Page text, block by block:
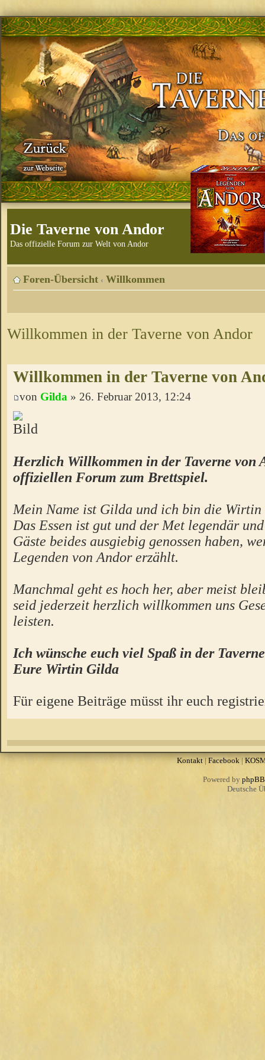
Die Taverne von Andor
Das offizielle Forum zur Welt von Andor
Foren-Übersicht ‹ Willkommen
Willkommen in der Taverne von Andor
Willkommen in der Taverne von
von Gilda » 26. Februar 2013, 12:24
Herzlich Willkommen in der Taverne von
offiziellen Forum zum Brettspiel.
Mein Name ist Gilda und ich bin die Wirtin
Das Essen ist gut und der Met legendär
Gäste beides ausgiebig genossen haben,
Legenden von Andor erzählt.
Manchmal geht es hoch her, aber meist
seid jederzeit herzlich willkommen uns
leisten.
Ich wünsche euch viel Spaß in der
Eure Wirtin Gilda
Für eigene Beiträge müsst ihr euch
Kontakt|Facebook |
Powered by phpBB
Deutsche